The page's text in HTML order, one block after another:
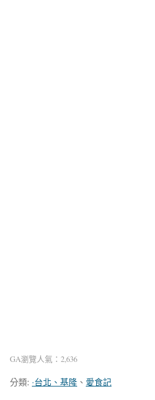
GA瀏覽人氣：2,636
分類: ‧台北、基隆 、 愛食記